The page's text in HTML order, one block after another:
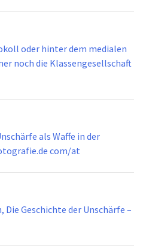
oder hinter dem medialen
noch die Klassengesellschaft
als Waffe in der
com/at
Geschichte der Unschärfe –